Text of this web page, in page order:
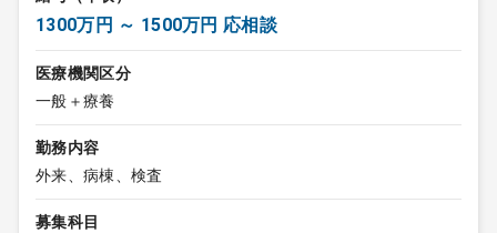
1300万円 ～ 1500万円 応相談
医療機関区分
一般＋療養
勤務内容
外来、病棟、検査
募集科目